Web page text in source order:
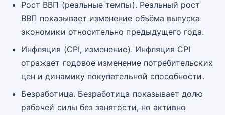
Рост ВВП (реальные темпы). Реальный рост
ВВП показывает изменение объёма выпуска
экономики относительно предыдущего года.
Инфляция (CPI, изменение). Инфляция CPI
отражает годовое изменение потребительских
цен и динамику покупательной способности.
Безработица. Безработица показывает долю
рабочей силы без занятости, но активно